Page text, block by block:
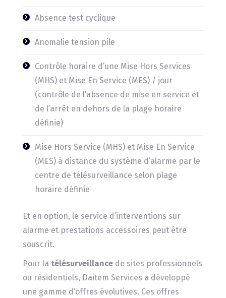
Absence test cyclique
Anomalie tension pile
Contrôle horaire d’une Mise Hors Services
(MHS) et Mise En Service (MES) / jour
(contrôle de l’absence de mise en service et
de l’arrêt en dehors de la plage horaire
définie)
Mise Hors Service (MHS) et Mise En Service
(MES) à distance du système d’alarme par le
centre de télésurveillance selon plage
horaire définie
Et en option, le service d’interventions sur
alarme et prestations accessoires peut être
souscrit.
Pour la télésurveillancede sites professionnels
ou résidentiels, Daitem Services a développé
une gamme d’offres évolutives. Ces offres